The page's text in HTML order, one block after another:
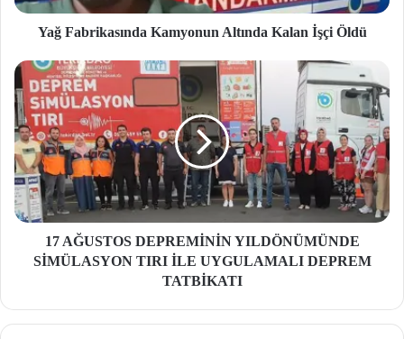
Yağ Fabrikasında Kamyonun Altında Kalan İşçi Öldü
17 AĞUSTOS DEPREMİNİN YILDÖNÜMÜNDE
SİMÜLASYON TIRI İLE UYGULAMALI DEPREM
TATBİKATI